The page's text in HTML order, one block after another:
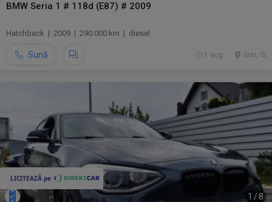
BMW Seria 1 # 118d (E87) # 2009
Hatchback | 2009 | 290.000 km | diesel
Sună Iasi, IS
1 aug.
1 /8